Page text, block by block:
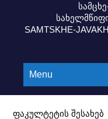
SAMTSKHE-
Menu
ფაკულტეტის შესახებ